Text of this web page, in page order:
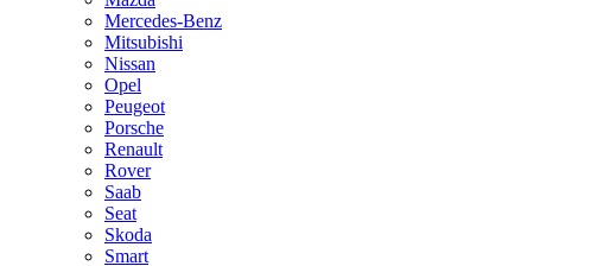
Mercedes-Benz
Mitsubishi
Nissan
Opel
Peugeot
Porsche
Renault
Rover
Saab
Seat
Skoda
Smart